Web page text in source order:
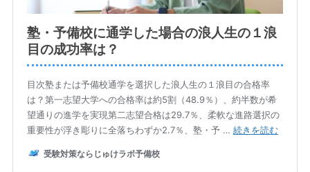
いう事実なんです。
ふみか: えーと、全落ちはたったの2.7%なんですか?
ふみか: それってなんだかすごく強力なセーフティーネットです
よね。
ふみか: 予備校ってなんていうか、すごく高性能なカーナビみた
いなものなのかなって思いました。